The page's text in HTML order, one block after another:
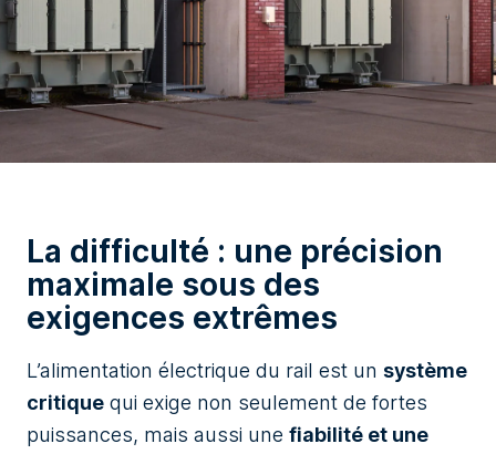
La difficulté : une précision
maximale sous des
exigences extrêmes
L’alimentation électrique du rail est un système
critique qui exige non seulement de fortes
puissances, mais aussi une fiabilité et une